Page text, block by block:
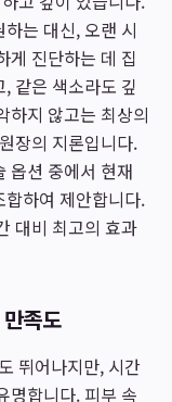
는 대신, 오랜 시
게 진단하는 데 집
같은 색소라도 깊
하지 않고는 최상의
원장의 지론입니다.
옵션 중에서 현재
하여 제안합니다.
대비 최고의 효과
족도
뛰어나지만, 시간
명합니다. 피부 속